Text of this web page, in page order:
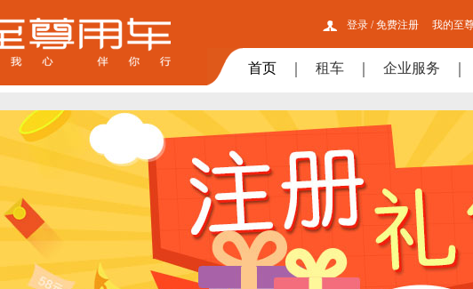
登录 / 免费注册 我的至
首页 租车 企业服务